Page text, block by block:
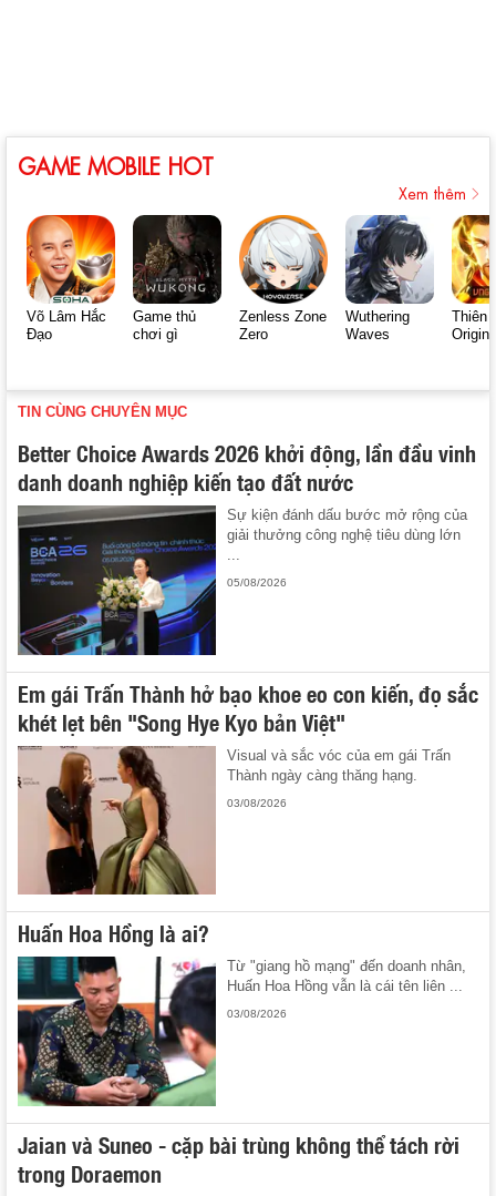
GAME MOBILE HOT
Xem thêm
Võ Lâm Hắc
Đạo
Game thủ
chơi gì
Zenless Zone
Zero
Wuthering
Waves
Thiên
Origin
TIN CÙNG CHUYÊN MỤC
Better Choice Awards 2026 khởi động, lần đầu vinh
danh doanh nghiệp kiến tạo đất nước
Sự kiện đánh dấu bước mở rộng của
giải thưởng công nghệ tiêu dùng lớn
...
05/08/2026
Em gái Trấn Thành hở bạo khoe eo con kiến, đọ sắc
khét lẹt bên "Song Hye Kyo bản Việt"
Visual và sắc vóc của em gái Trấn
Thành ngày càng thăng hạng.
03/08/2026
Huấn Hoa Hồng là ai?
Từ "giang hồ mạng" đến doanh nhân,
Huấn Hoa Hồng vẫn là cái tên liên ...
03/08/2026
Jaian và Suneo - cặp bài trùng không thể tách rời
trong Doraemon